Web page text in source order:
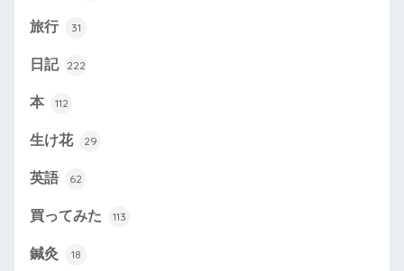
旅行 31
日記 222
本 112
生け花 29
英語 62
買ってみた 113
鍼灸 18